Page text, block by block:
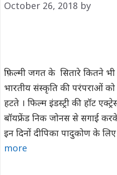
October 26, 2018 by
फ़िल्मी जगत के सितारे कितने भी
भारतीय संस्कृति की परंपराओं
हटते । फिल्म इंडस्ट्री की हॉट
बॉयफ्रेंड न‍िक जोनस से सगाई
इन दिनों दीपिका पादुकोण के
more